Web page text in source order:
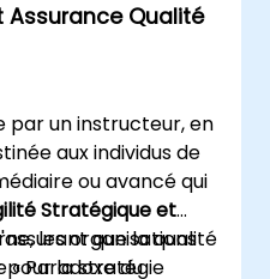
Qualité
un instructeur, en
aux individus de
ou avancé qui
Stratégique et
que la qualité
pour la stratégie
les organisations
Paradoxe du